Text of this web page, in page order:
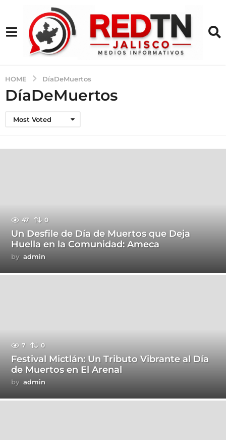
HOME DíaDeMuertos
DíaDeMuertos
Most Voted
47 0
Un Desfile de Día de Muertos que Deja
Huella en la Comunidad: Ameca
by admin
7 0
Festival Mictlán: Un Tributo Vibrante al Día
de Muertos en El Arenal
by admin